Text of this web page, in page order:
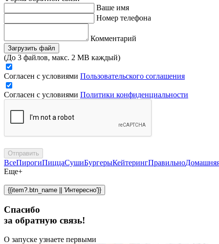
Ваше имя
Номер телефона
Комментарий
Загрузить файл
(До 3 файлов, макс. 2 MB каждый)
Согласен с условиями Пользовательского соглашения
Согласен с условиями Политики конфиденциальности
Отправить
ВсеПирогиПиццаСушиБургерыКейтерингПравильно
Еще+
{{item?.btn_name || 'Интересно'}}
Спасибо
за обратную связь!
О запуске узнаете первыми